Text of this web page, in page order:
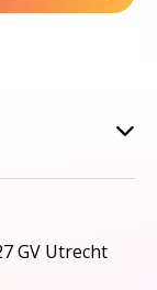
GV Utrecht